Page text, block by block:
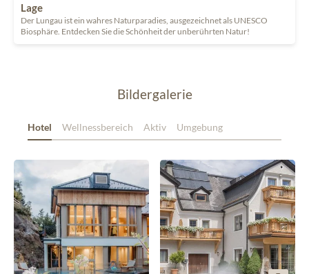
Lage
Der Lungau ist ein wahres Naturparadies, ausgezeichnet als UNESCO
Biosphäre. Entdecken Sie die Schönheit der unberührten Natur!
Bildergalerie
Hotel Wellnessbereich Aktiv Umgebung